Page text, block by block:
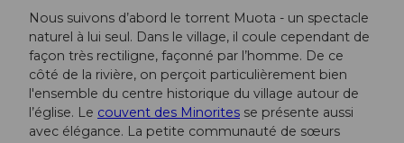
Nous suivons d’abord le torrent Muota - un spectacle
naturel à lui seul. Dans le village, il coule cependant de
façon très rectiligne, façonné par l’homme. De ce
côté de la rivière, on perçoit particulièrement bien
l'ensemble du centre historique du village autour de
l’église. Le couvent des Minorites se présente aussi
avec élégance. La petite communauté de sœurs